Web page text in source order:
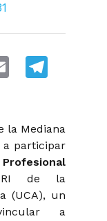
Email
la Mediana
a participar
de la
(UCA), un
a